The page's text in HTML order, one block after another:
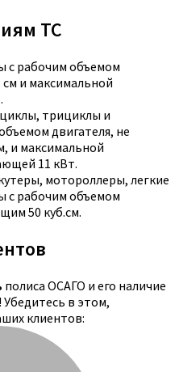
ТС
с рабочим объемом
см и максимальной
трициклы и
двигателя, не
и максимальной
11 кВт.
мотороллеры, легкие
с рабочим объемом
50 куб.см.
полиса ОСАГО и его наличие
! Убедитесь в этом,
клиентов: